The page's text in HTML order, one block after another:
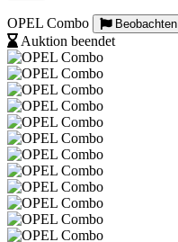
OPEL Combo Beobachten
Auktion beendet